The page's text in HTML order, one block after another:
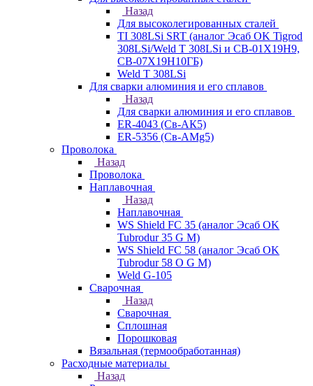
Назад
Для высоколегированных сталей
TI 308LSi SRT (аналог Эсаб OK Tigrod
308LSi/Weld T 308LSi и СВ-01Х19Н9,
СВ-07Х19Н10ГБ)
Weld T 308LSi
Для сварки алюминия и его сплавов
Назад
Для сварки алюминия и его сплавов
ER-4043 (Св-АК5)
ER-5356 (Св-АМg5)
Проволока
Назад
Проволока
Наплавочная
Назад
Наплавочная
WS Shield FC 35 (аналог Эсаб OK
Tubrodur 35 G M)
WS Shield FC 58 (аналог Эсаб OK
Tubrodur 58 O G M)
Weld G-105
Сварочная
Назад
Сварочная
Сплошная
Порошковая
Вязальная (термообработанная)
Расходные материалы
Назад